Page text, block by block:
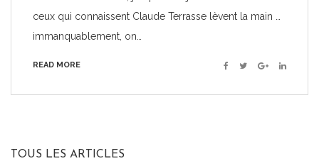
ceux qui connaissent Claude Terrasse lèvent la main …
immanquablement, on…
READ MORE Facebook
TwitterGoogle+Linkedin
TOUS LES ARTICLES